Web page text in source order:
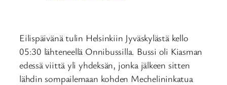
Eilispäivänä tulin Helsinkiin Jyväskylästä kello
05:30 lähteneellä Onnibussilla. Bussi oli Kiasman
edessä viittä yli yhdeksän, jonka jälkeen sitten
lähdin sompailemaan kohden Mechelininkatua